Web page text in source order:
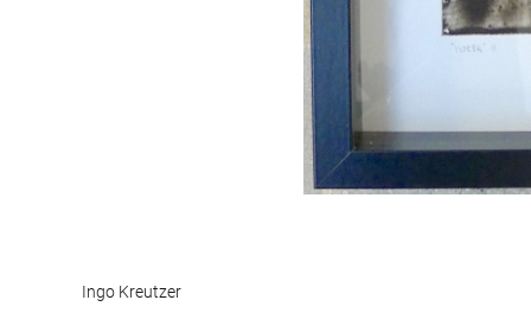
Ingo Kreutzer